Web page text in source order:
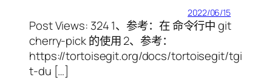
2022/06/15
Post Views: 324 1、参考：在 命令行中 git
cherry-pick 的使用 2、参考：
https://tortoisegit.org/docs/tortoisegit/tgi
t-du […]